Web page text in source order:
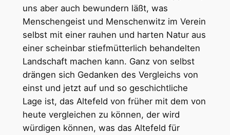
uns aber auch bewundern läßt, was
Menschengeist und Menschenwitz im Verein
selbst mit einer rauhen und harten Natur aus
einer scheinbar stiefmütterlich behandelten
Landschaft machen kann. Ganz von selbst
drängen sich Gedanken des Vergleichs von
einst und jetzt auf und so geschichtliche
Lage ist, das Altefeld von früher mit dem von
heute vergleichen zu können, der wird
würdigen können, was das Altefeld für